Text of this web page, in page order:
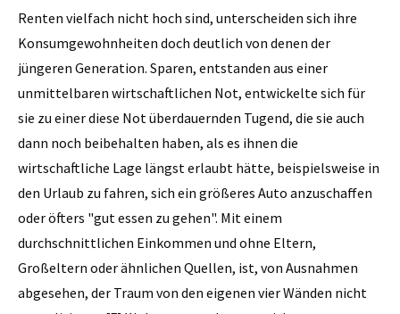
Renten vielfach nicht hoch sind, unterscheiden sich ihre
Konsumgewohnheiten doch deutlich von denen der
jüngeren Generation. Sparen, entstanden aus einer
unmittelbaren wirtschaftlichen Not, entwickelte sich für
sie zu einer diese Not überdauernden Tugend, die sie auch
dann noch beibehalten haben, als es ihnen die
wirtschaftliche Lage längst erlaubt hätte, beispielsweise in
den Urlaub zu fahren, sich ein größeres Auto anzuschaffen
oder öfters "gut essen zu gehen". Mit einem
durchschnittlichen Einkommen und ohne Eltern,
Großeltern oder ähnlichen Quellen, ist, von Ausnahmen
abgesehen, der Traum von den eigenen vier Wänden nicht